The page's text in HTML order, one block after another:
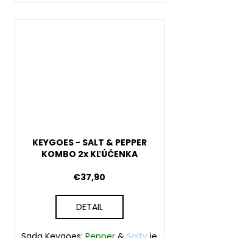
KEYGOES - SALT & PEPPER
KOMBO 2x KĽÚČENKA
€37,90
DETAIL